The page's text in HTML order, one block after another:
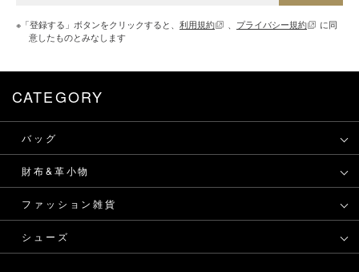
※「登録する」ボタンをクリックすると、 利用規約 、 プライバシー規約
に同
意したものとみなします
CATEGORY
バッグ
財布&革小物
ファッション雑貨
シューズ